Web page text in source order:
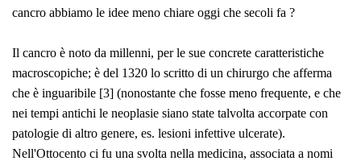
cancro abbiamo le idee meno chiare oggi che secoli fa ?
Il cancro è noto da millenni, per le sue concrete caratteristiche
macroscopiche; è del 1320 lo scritto di un chirurgo che afferma
che è inguaribile [3] (nonostante che fosse meno frequente, e che
nei tempi antichi le neoplasie siano state talvolta accorpate con
patologie di altro genere, es. lesioni infettive ulcerate).
Nell'Ottocento ci fu una svolta nella medicina, associata a nomi